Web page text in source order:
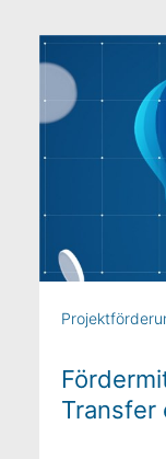
Transfer